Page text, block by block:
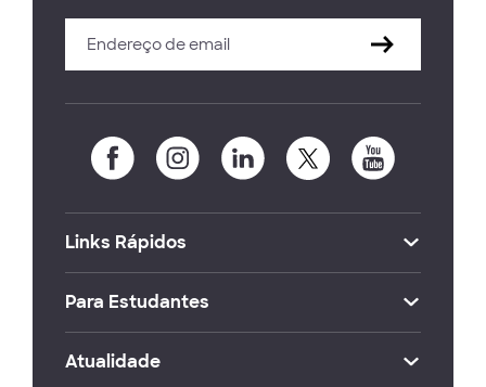
Links Rápidos
Para Estudantes
Atualidade